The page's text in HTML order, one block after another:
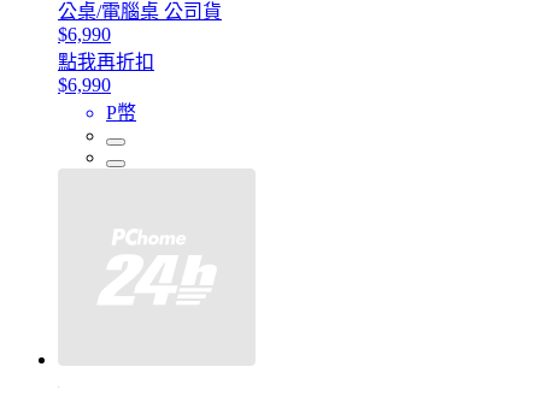
公桌/電腦桌 公司貨
$6,990
點我再折扣
$6,990
P幣